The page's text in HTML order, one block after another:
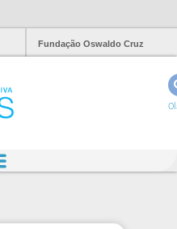
Fundação Oswaldo Cruz